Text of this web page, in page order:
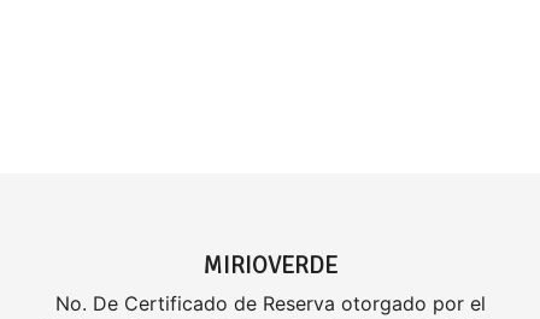
MIRIOVERDE
No. De Certificado de Reserva otorgado por el